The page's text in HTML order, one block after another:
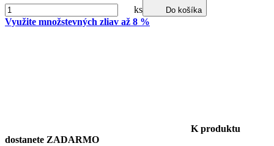
ks Do košíka
Využite množstevných zliav až 8 %
K produktu
dostanete ZADARMO